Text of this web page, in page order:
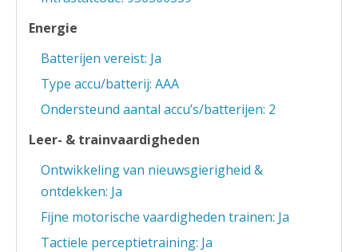
Energie
Batterijen vereist: Ja
Type accu/batterij: AAA
Ondersteund aantal accu’s/batterijen: 2
Leer- & trainvaardigheden
Ontwikkeling van nieuwsgierigheid &
ontdekken: Ja
Fijne motorische vaardigheden trainen: Ja
Tactiele perceptietraining: Ja